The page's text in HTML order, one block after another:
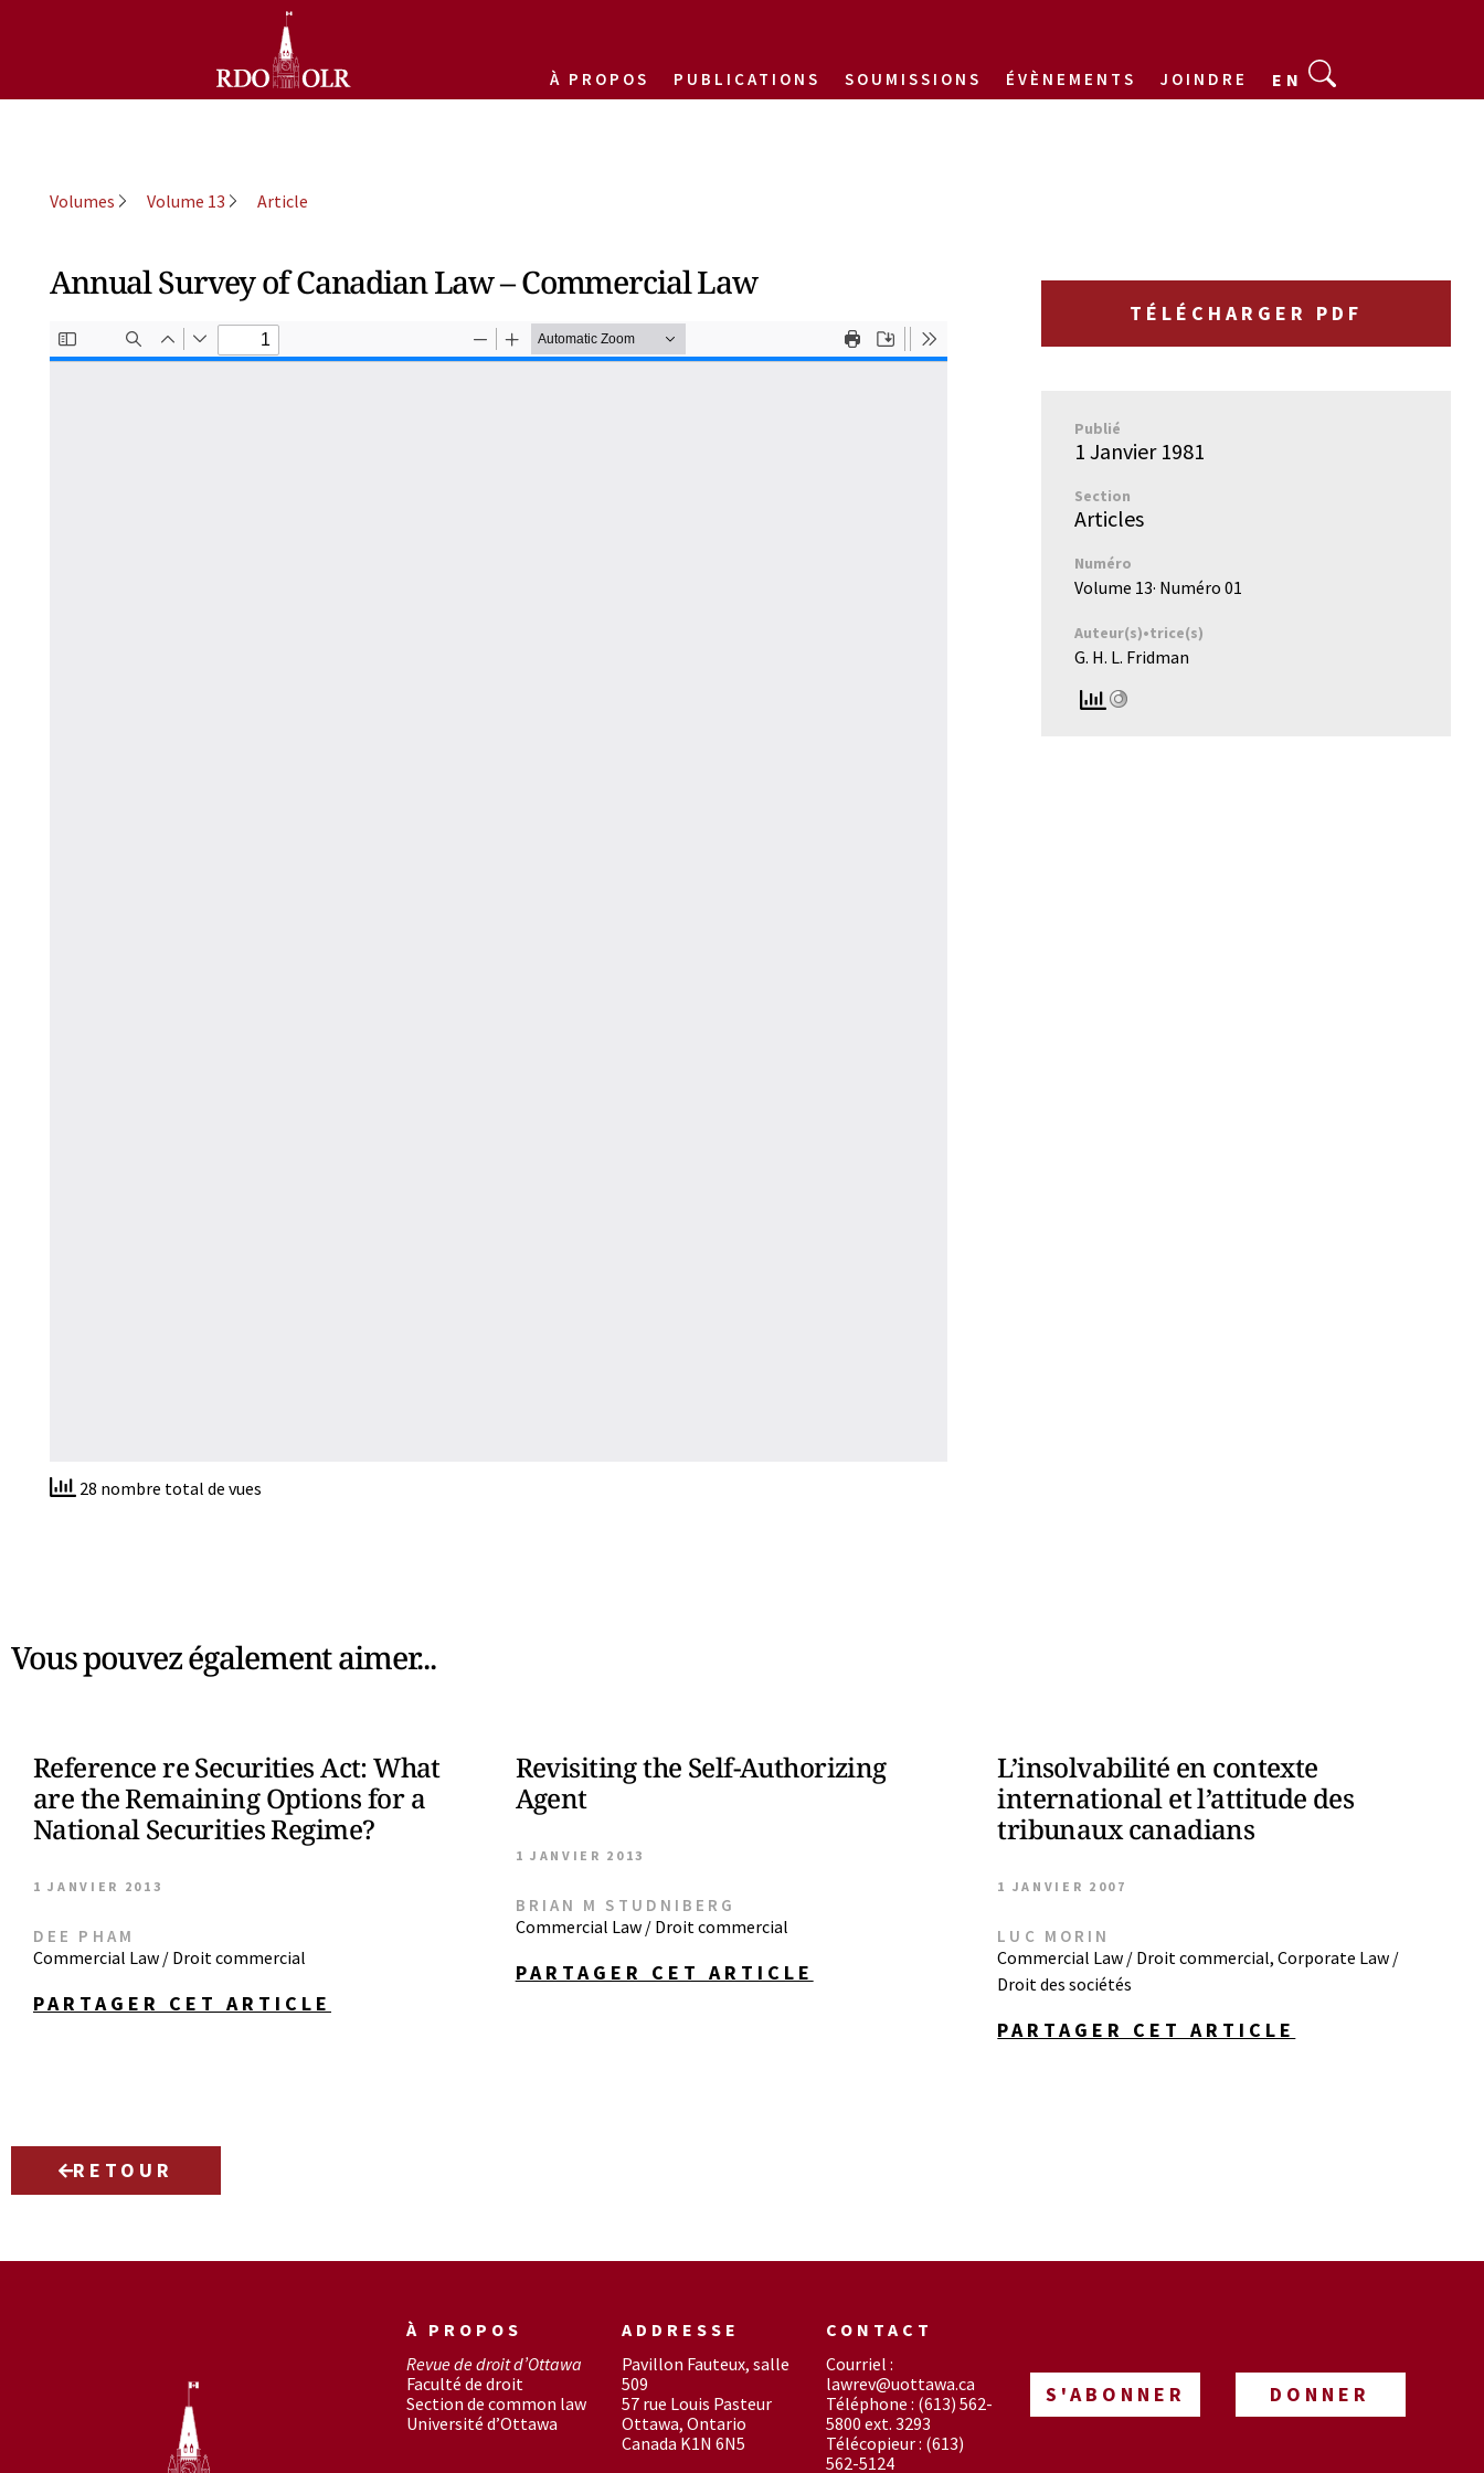
À PROPOS PUBLICATIONS SOUMISSIONS ÉVÈNEMENTS JOINDRE EN
Volumes Volume 13 Article
Annual Survey of Canadian Law – Commercial Law
28 nombre total de vues
TÉLÉCHARGER PDF
Publié
1 Janvier 1981
Section
Articles
Numéro
Volume 13· Numéro 01
Auteur(s)•trice(s)
G. H. L. Fridman
Vous pouvez également aimer...
Reference re Securities Act: What
are the Remaining Options for a
National Securities Regime?
1 JANVIER 2013
DEE PHAM
Commercial Law / Droit commercial
PARTAGER CET ARTICLE
Revisiting the Self-Authorizing
Agent
1 JANVIER 2013
BRIAN M STUDNIBERG
Commercial Law / Droit commercial
PARTAGER CET ARTICLE
L’insolvabilité en contexte
international et l’attitude des
tribunaux canadians
1 JANVIER 2007
LUC MORIN
Commercial Law / Droit commercial,Corporate Law /
Droit des sociétés
PARTAGER CET ARTICLE
RETOUR
À PROPOS
Revue de droit d’Ottawa
Faculté de droit
Section de common law
Université d’Ottawa
ADDRESSE
Pavillon Fauteux, salle
509
57 rue Louis Pasteur
Ottawa, Ontario
Canada K1N 6N5
CONTACT
Courriel :
lawrev@uottawa.ca
Téléphone : (613) 562-
5800 ext. 3293
Télécopieur : (613)
562-5124
S'ABONNER DONNER